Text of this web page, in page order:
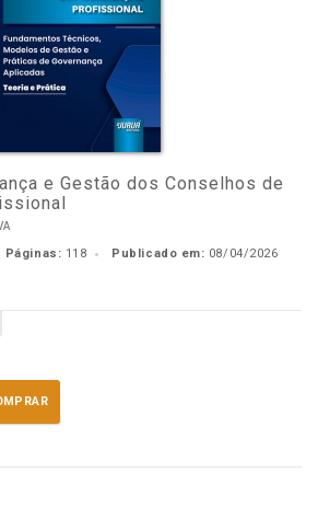
e Gestão dos Conselhos de
Páginas: 118 Publicado em: 08/04/2026